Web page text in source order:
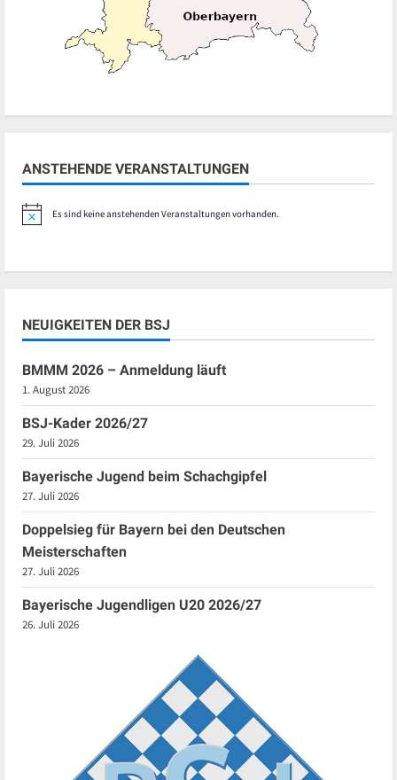
ANSTEHENDE VERANSTALTUNGEN
HinweisEs sind keine anstehenden Veranstaltungen vorhanden.
NEUIGKEITEN DER BSJ
BMMM 2026 – Anmeldung läuft
1. August 2026
BSJ-Kader 2026/27
29. Juli 2026
Bayerische Jugend beim Schachgipfel
27. Juli 2026
Doppelsieg für Bayern bei den Deutschen
Meisterschaften
27. Juli 2026
Bayerische Jugendligen U20 2026/27
26. Juli 2026